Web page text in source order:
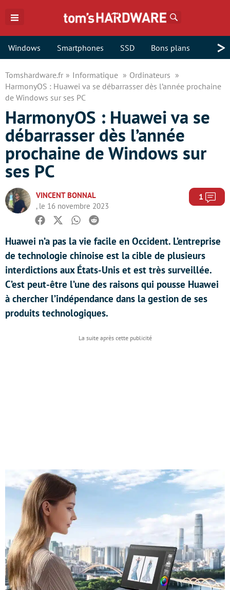
Windows Smartphones SSD Bons plans >
Tomshardware.fr Informatique
Ordinateurs
HarmonyOS : Huawei va se débarrasser dès l’année prochaine
de Windows sur ses PC
HarmonyOS : Huawei va se
débarrasser dès l’année
prochaine de Windows sur
ses PC
VINCENT BONNAL
, le 16 novembre 2023
1
Facebook
TwitterWhatsapp
Reddit
Huawei n’a pas la vie facile en Occident. L’entreprise
de technologie chinoise est la cible de plusieurs
interdictions aux États-Unis et est très surveillée.
C’est peut-être l’une des raisons qui pousse Huawei
à chercher l’indépendance dans la gestion de ses
produits technologiques.